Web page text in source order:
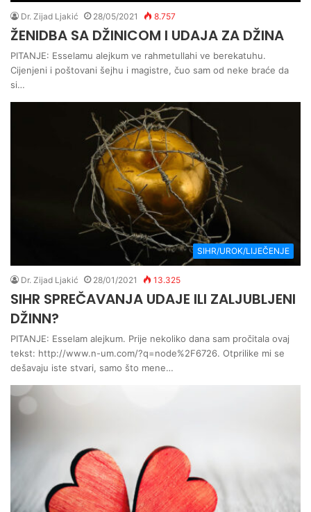
Dr. Zijad Ljakić 28/05/2021 8.757
ŽENIDBA SA DŽINICOM I UDAJA ZA DŽINA
PITANJE: Esselamu alejkum ve rahmetullahi ve berekatuhu.
Cijenjeni i poštovani šejhu i magistre, čuo sam od neke braće da
si…
SIHR/UROK/LIJEČENJE
Dr. Zijad Ljakić 28/01/2021 13.325
SIHR SPREČAVANJA UDAJE ILI ZALJUBLJENI
DŽINN?
PITANJE: Esselam alejkum. Prije nekoliko dana sam pročitala ovaj
tekst: http://www.n-um.com/?q=node%2F6726. Otprilike mi se
dešavaju iste stvari, samo što mene…